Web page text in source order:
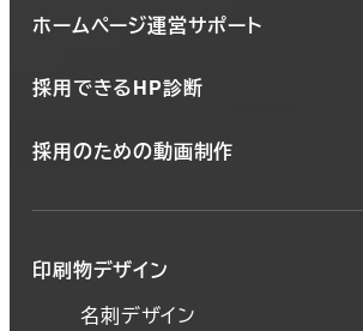
ホームページ運営サポート
採用できるHP診断
採用のための動画制作
印刷物デザイン
名刺デザイン